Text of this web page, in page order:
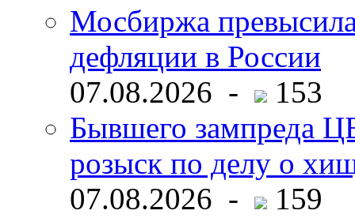
Мосбиржа
дефляции в России
07.08.2026 -
153
Бывшего зампреда
розыск по делу о
07.08.2026 -
159